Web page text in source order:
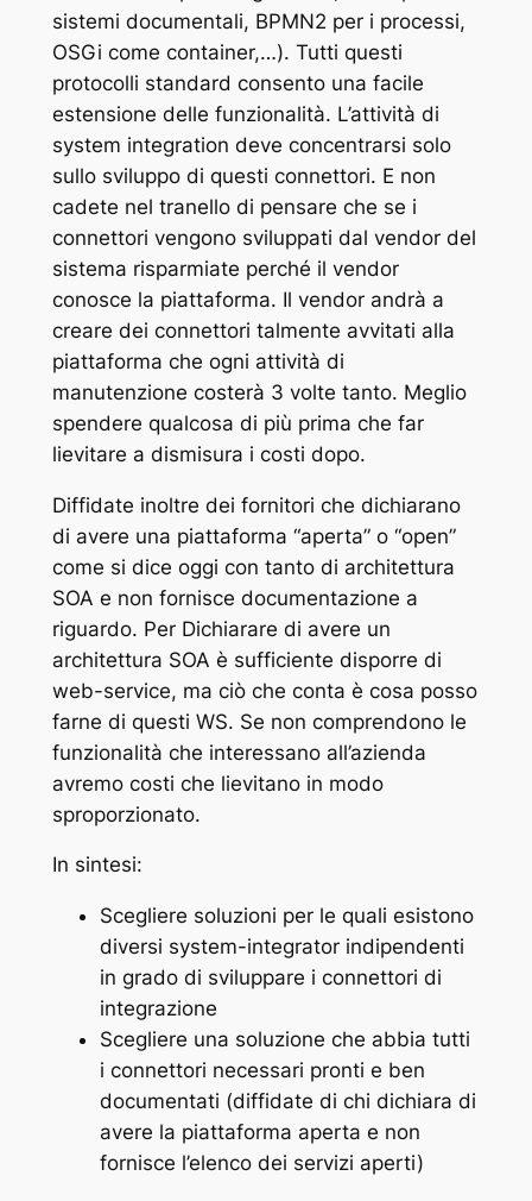
sistemi documentali, BPMN2 per i processi,
OSGi come container,…). Tutti questi
protocolli standard consento una facile
estensione delle funzionalità. L’attività di
system integration deve concentrarsi solo
sullo sviluppo di questi connettori. E non
cadete nel tranello di pensare che se i
connettori vengono sviluppati dal vendor del
sistema risparmiate perché il vendor
conosce la piattaforma. Il vendor andrà a
creare dei connettori talmente avvitati alla
piattaforma che ogni attività di
manutenzione costerà 3 volte tanto. Meglio
spendere qualcosa di più prima che far
lievitare a dismisura i costi dopo.
Diffidate inoltre dei fornitori che dichiarano
di avere una piattaforma “aperta” o “open”
come si dice oggi con tanto di architettura
SOA e non fornisce documentazione a
riguardo. Per Dichiarare di avere un
architettura SOA è sufficiente disporre di
web-service, ma ciò che conta è cosa posso
farne di questi WS. Se non comprendono le
funzionalità che interessano all’azienda
avremo costi che lievitano in modo
sproporzionato.
In sintesi:
Scegliere soluzioni per le quali esistono
diversi system-integrator indipendenti
in grado di sviluppare i connettori di
integrazione
Scegliere una soluzione che abbia tutti
i connettori necessari pronti e ben
documentati (diffidate di chi dichiara di
avere la piattaforma aperta e non
fornisce l’elenco dei servizi aperti)